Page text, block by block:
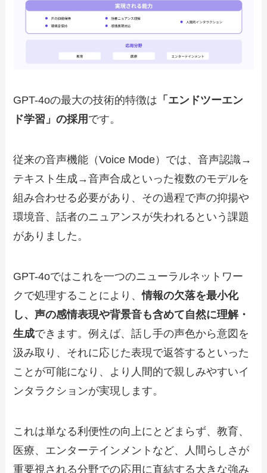
GPT-4oの最大の技術的特徴は 「エンドツーエン
ド学習」の採用 です。
従来の音声機能（Voice Mode）では、音声認識→
テキスト生成→音声合成といった複数のモデルを
組み合わせる必要があり、その過程で声の抑揚や
環境音、話者のニュアンスが失われるという課題
がありました。
GPT-4oではこれを一つのニューラルネットワー
クで処理することにより、情報の欠落を最小化
し、声の感情表現や背景音も含めて自然に理解・
生成できます。例えば、話し手の声色から意図を
汲み取り、それに応じた表現で返答するといった
ことが可能になり、より人間的で親しみやすいイ
ンタラクションが実現します。
これは単なる利便性の向上にとどまらず、教育、
医療、エンターテインメントなど、人間らしさが
重要視される分野での応用に直結する大きな強み